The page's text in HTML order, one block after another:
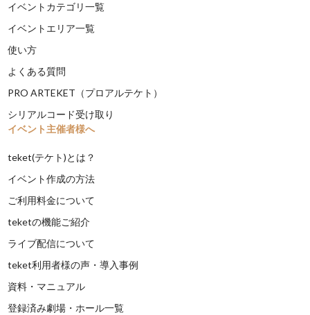
イベントカテゴリ一覧
イベントエリア一覧
使い方
よくある質問
PRO ARTEKET（プロアルテケト）
シリアルコード受け取り
イベント主催者様へ
teket(テケト)とは？
イベント作成の方法
ご利用料金について
teketの機能ご紹介
ライブ配信について
teket利用者様の声・導入事例
資料・マニュアル
登録済み劇場・ホール一覧